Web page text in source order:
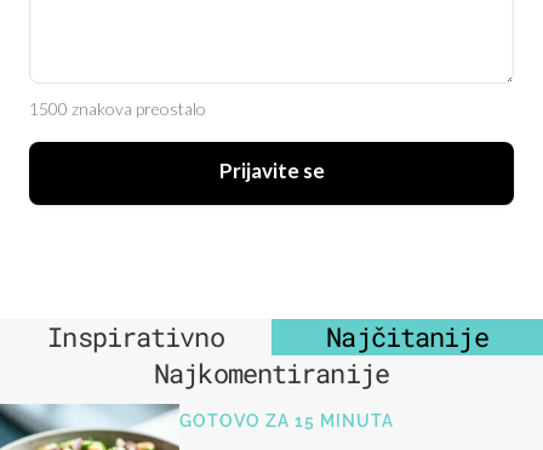
1500 znakova preostalo
Prijavite se
Inspirativno
Najčitanije
Najkomentiranije
GOTOVO ZA 15 MINUTA